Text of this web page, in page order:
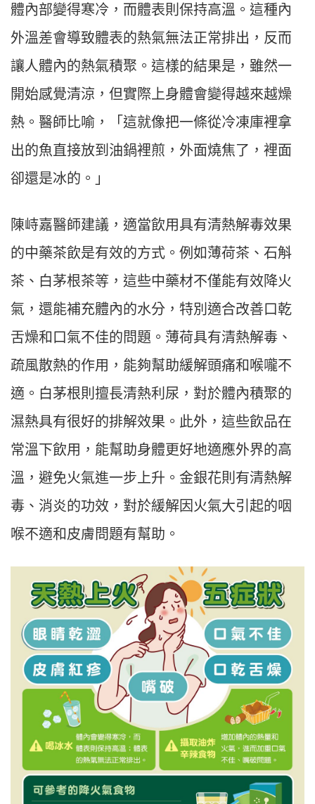
體內部變得寒冷，而體表則保持高溫。這種內
外溫差會導致體表的熱氣無法正常排出，反而
讓人體內的熱氣積聚。這樣的結果是，雖然一
開始感覺清涼，但實際上身體會變得越來越燥
熱。醫師比喻，「這就像把一條從冷凍庫裡拿
出的魚直接放到油鍋裡煎，外面燒焦了，裡面
卻還是冰的。」
陳峙嘉醫師建議，適當飲用具有清熱解毒效果
的中藥茶飲是有效的方式。例如薄荷茶、石斛
茶、白茅根茶等，這些中藥材不僅能有效降火
氣，還能補充體內的水分，特別適合改善口乾
舌燥和口氣不佳的問題。薄荷具有清熱解毒、
疏風散熱的作用，能夠幫助緩解頭痛和喉嚨不
適。白茅根則擅長清熱利尿，對於體內積聚的
濕熱具有很好的排解效果。此外，這些飲品在
常溫下飲用，能幫助身體更好地適應外界的高
溫，避免火氣進一步上升。金銀花則有清熱解
毒、消炎的功效，對於緩解因火氣大引起的咽
喉不適和皮膚問題有幫助。